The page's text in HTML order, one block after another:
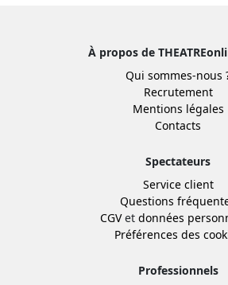
À propos de
Qui sommes-nous
Recrutement
Mentions légales
Contacts
Spectateurs
Service client
Questions
CGVet données
Préférences des
Professionnels